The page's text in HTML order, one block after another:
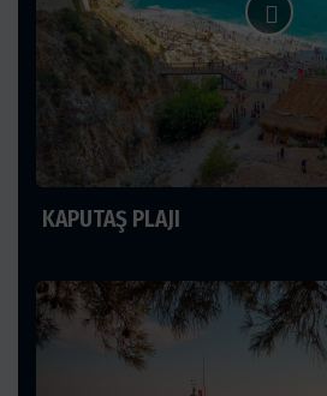
KAPUTAŞ PLAJI